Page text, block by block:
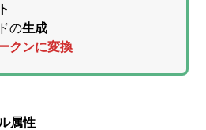
の生成
クンに変換
属性